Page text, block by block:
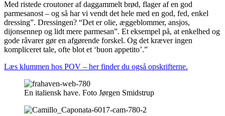
Med ristede croutoner af daggammelt brød, flager af en god
parmesanost – og så har vi vendt det hele med en god, fed, enkel
dressing”. Dressingen? “Det er olie, æggeblommer, ansjos,
dijonsennep og lidt mere parmesan”. Et eksempel på, at enkelhed og
gode råvarer gør en afgørende forskel. Og det kræver ingen
kompliceret tale, ofte blot et ‘buon appetito’.”
Læs klummen hos POV – her finder du også opskrifterne.
En italiensk have. Foto Jørgen Smidstrup